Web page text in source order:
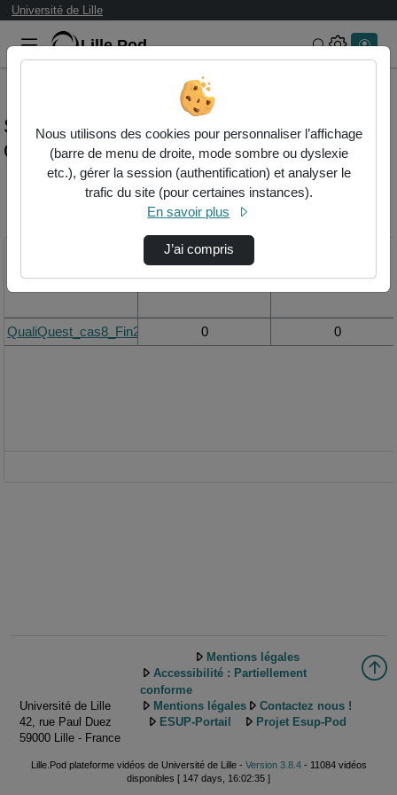
Université de Lille
Lille.Pod Rechercher
Statistiques de visualisation de la vidéo
Qualiquest_cas8_fin2.mp4
Modifier la période de
Vue de la journée
QualiQuest_cas8_Fin2.mp4 0 0
Université de Lille
42, rue Paul Duez
59000 Lille - France
Mentions légales
Accessibilité : Partiellement
conforme
Mentions légales
Contactez nous !
ESUP-Portail
Projet Esup-Pod
Lille.Pod plateforme vidéos de Université de Lille - Version 3.8.4- 11084 vidéos
disponibles [ 147 days, 16:02:35 ]
Nous utilisons des cookies pour personnaliser l’affichage
(barre de menu de droite, mode sombre ou dyslexie
etc.), gérer la session (authentification) et analyser le
trafic du site (pour certaines instances).
En savoir plus
J’ai compris